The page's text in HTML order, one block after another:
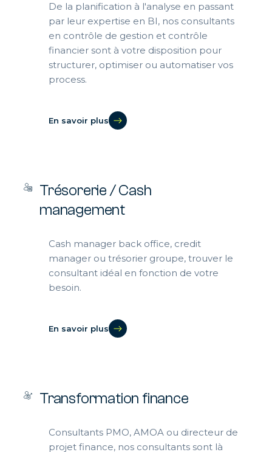
De la planification à l'analyse en passant
par leur expertise en BI, nos consultants
en contrôle de gestion et contrôle
financier sont à votre disposition pour
structurer, optimiser ou automatiser vos
process.
En savoir plus
Trésorerie / Cash
management
Cash manager back office, credit
manager ou trésorier groupe, trouver le
consultant idéal en fonction de votre
besoin.
En savoir plus
Transformation finance
Consultants PMO, AMOA ou directeur de
projet finance, nos consultants sont là